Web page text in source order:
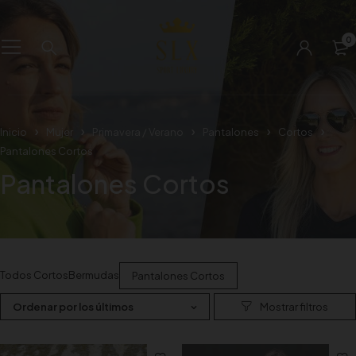
0
Inicio Mujer Pantalones
Cortos
Pantalones Cortos
Pantalones Cortos
Todos CortosBermudas Pantalones Cortos
Ordenar por los últimos